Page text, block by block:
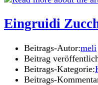
Eingruidi
Beitrags-Autor:meli
Beitrag
Beitrags-Kategorie:
Beitrags-